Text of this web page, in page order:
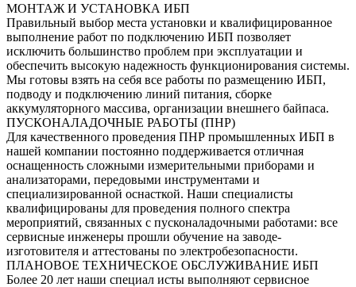
МОНТАЖ И УСТАНОВКА ИБП
Правильный выбор места установки и квалифицированное
выполнение работ по подключению ИБП позволяет
исключить большинство проблем при эксплуатации и
обеспечить высокую надежность функционирования системы.
Мы готовы взять на себя все работы по размещению ИБП,
подводу и подключению линий питания, сборке
аккумуляторного массива, организации внешнего байпаса.
ПУСКОНАЛАДОЧНЫЕ РАБОТЫ (ПНР)
Для качественного проведения ПНР промышленных ИБП в
нашей компании постоянно поддерживается отличная
оснащенность сложными измерительными приборами и
анализаторами, передовыми инструментами и
специализированной оснасткой. Наши специалисты
квалифицированы для проведения полного спектра
мероприятий, связанных с пусконаладочными работами: все
сервисные инженеры прошли обучение на заводе-
изготовителя и аттестованы по электробезопасности.
ПЛАНОВОЕ ТЕХНИЧЕСКОЕ ОБСЛУЖИВАНИЕ ИБП
Более 20 лет наши специал исты выполняют сервисное